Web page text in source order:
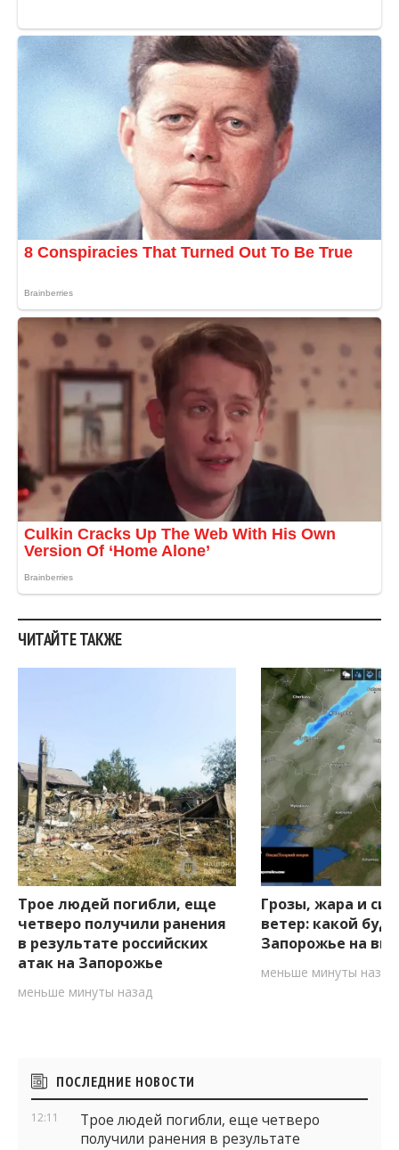
ЧИТАЙТЕ ТАКЖЕ
Трое людей погибли, еще
четверо получили ранения
в результате российских
атак на Запорожье
меньше минуты назад
Грозы, жара и
ветер: какой
Запорожье на
меньше минуты назад
Боковые
виджеты
ПОСЛЕДНИЕ НОВОСТИ
12:11
Трое людей погибли, еще четверо
получили ранения в результате